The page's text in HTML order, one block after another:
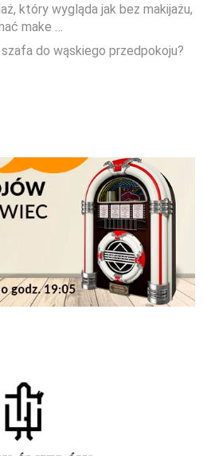
który wygląda jak bez makijażu,
make …
do wąskiego przedpokoju?